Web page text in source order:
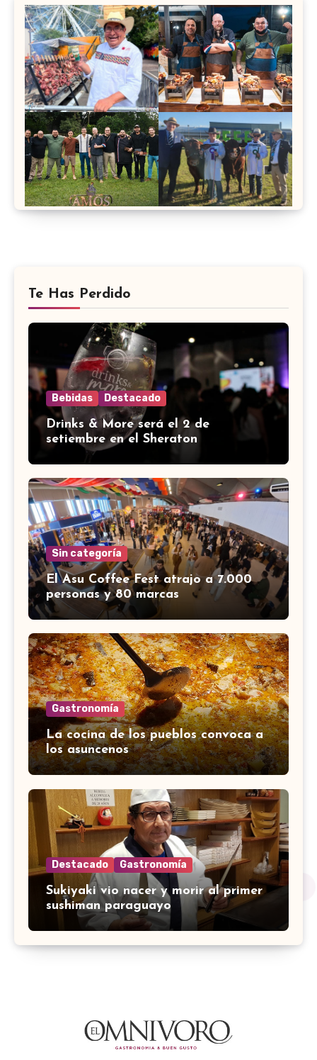
Te Has Perdido
Bebidas Destacado
Drinks & More será el 2 de
setiembre en el Sheraton
Sin categoría
El Asu Coffee Fest atrajo a 7.000
personas y 80 marcas
Gastronomía
La cocina de los pueblos convoca a
los asuncenos
Destacado Gastronomía
Sukiyaki vio nacer y morir al primer
sushiman paraguayo